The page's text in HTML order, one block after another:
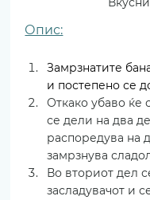
Опис:
Замрзнатите
и постепено се
Откако убаво ќе
се дели на два
распоредува на
замрзнува
Во вториот дел
засладувачот и